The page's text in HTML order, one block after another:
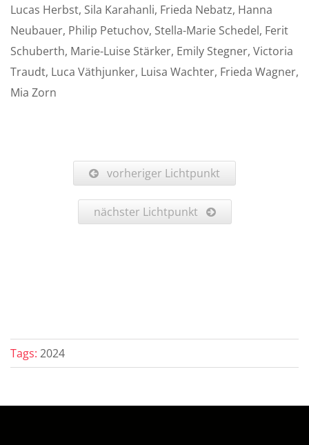
Lucas Herbst, Sila Karahanli, Frieda Nebatz, Hanna
Neubauer, Philip Petuchov, Stella-Marie Schedel, Ferit
Schuberth, Marie-Luise Stärker, Emily Stegner, Victoria
Traudt, Luca Väthjunker, Luisa Wachter, Frieda Wagner,
Mia Zorn
vorheriger Lichtpunkt
nächster Lichtpunkt
Tags: 2024